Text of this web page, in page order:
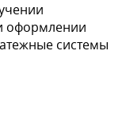
оформлении
системы